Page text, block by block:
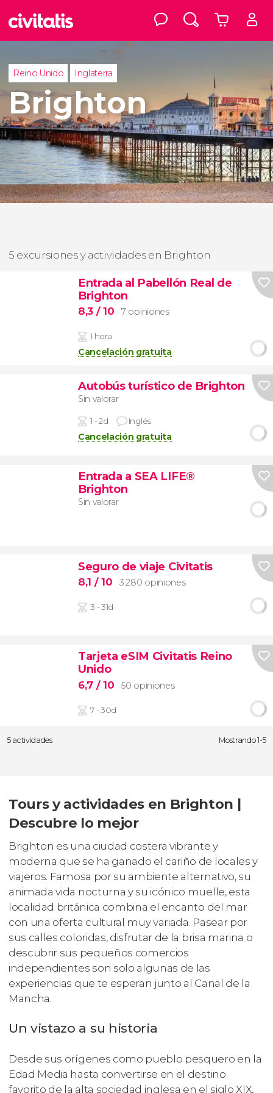
Reino Unido Inglaterra
Brighton
5 excursiones y actividades en Brighton
Entrada al Pabellón Real de
Brighton
8,3 / 10 7 opiniones
1 hora
Cancelación gratuita
Autobús turístico de Brighton
Sin valorar
1 - 2d Inglés
Cancelación gratuita
Entrada a SEA LIFE®
Brighton
Sin valorar
Seguro de viaje Civitatis
8,1 / 10 3.280 opiniones
3 - 31d
Tarjeta eSIM Civitatis Reino
Unido
6,7 / 10 50 opiniones
7 - 30d
5 actividades Mostrando 1-5
Tours y actividades en Brighton |
Descubre lo mejor
Brighton es una ciudad costera vibrante y
moderna que se ha ganado el cariño de locales y
viajeros. Famosa por su ambiente alternativo, su
animada vida nocturna y su icónico muelle, esta
localidad británica combina el encanto del mar
con una oferta cultural muy variada. Pasear por
sus calles coloridas, disfrutar de la brisa marina o
descubrir sus pequeños comercios
independientes son solo algunas de las
experiencias que te esperan junto al Canal de la
Mancha.
Un vistazo a su historia
Desde sus orígenes como pueblo pesquero en la
Edad Media hasta convertirse en el destino
favorito de la alta sociedad inglesa en el siglo XIX,